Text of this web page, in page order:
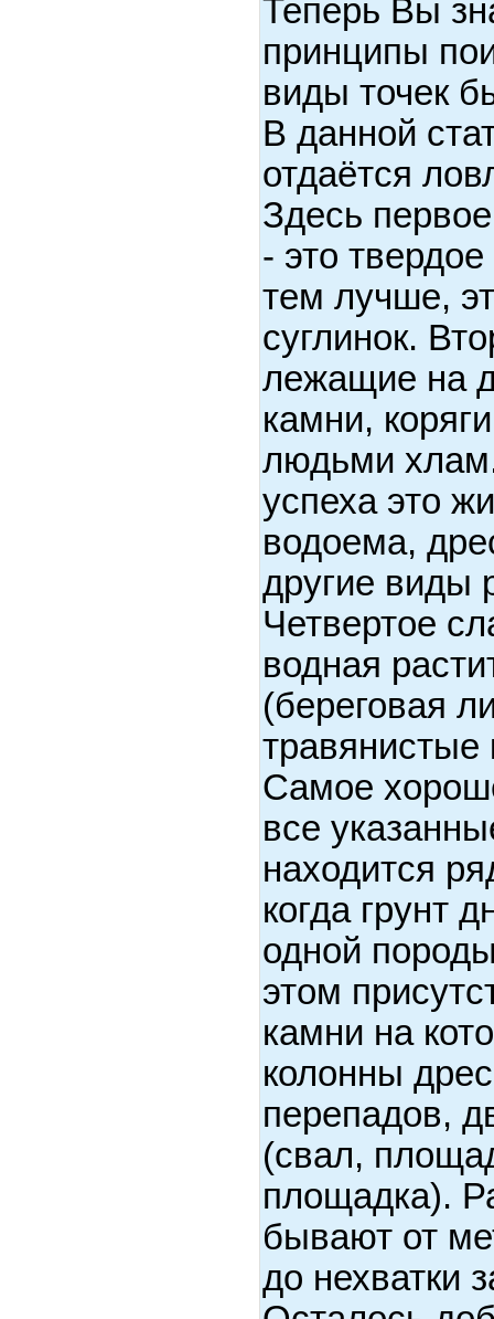
Теперь Вы
принципы
виды точек
В данной
отдаётся
Здесь
- это
тем лучше,
суглинок.
лежащие на
камни,
людьми
успеха это
водоема,
другие виды
Четвертое
водная
(береговая
травянистые
Самое
все
находится
когда грунт
одной
этом
камни на
колонны
перепадов,
(свал,
площадка).
бывают от
до нехватки